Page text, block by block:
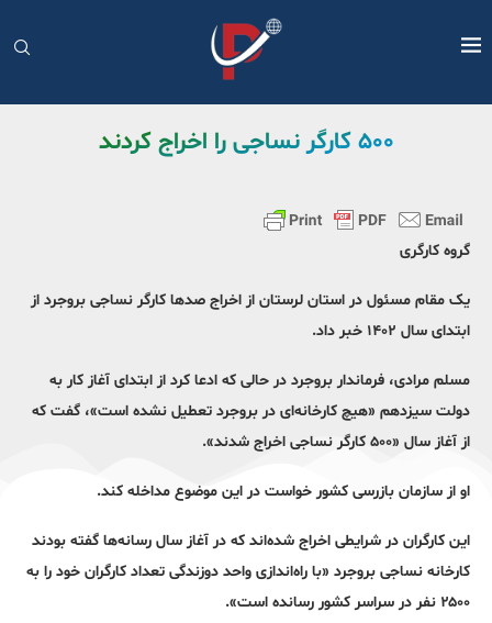
۵۰۰ کارگر نساجی را اخراج کردند
گروه کارگری
یک مقام مسئول در استان لرستان از اخراج صدها کارگر نساجی بروجرد از
ابتدای سال ۱۴۰۲ خبر داد.
مسلم مرادی، فرماندار بروجرد در حالی که ادعا کرد از ابتدای آغاز کار به
دولت سیزدهم «هیچ کارخانه‌ای در بروجرد تعطیل نشده است»، گفت که
از آغاز سال «۵۰۰ کارگر نساجی اخراج شدند».
او از سازمان بازرسی کشور خواست در این موضوع مداخله کند.
این کارگران در شرایطی اخراج شده‌اند که در آغاز سال رسانه‌ها گفته بودند
کارخانه نساجی بروجرد «با راه‌اندازی واحد دوزندگی تعداد کارگران خود را به
۲۵۰۰ نفر در سراسر کشور رسانده است».